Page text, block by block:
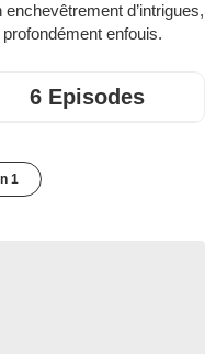
d’intrigues,
enfouis.
6 Episodes
1